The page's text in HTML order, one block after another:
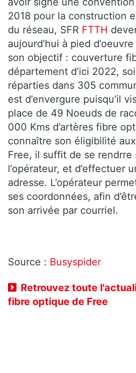
2018 pour la construction
du réseau, SFR FTTH
aujourd’hui à pied
son objectif : couverture
département d’ici 2022,
réparties dans 305
est d’envergure puisqu’il
place de 49 Noeuds de
000 Kms d’artères fibre
connaître son éligibilité
Free, il suffit de se rendrre
l’opérateur, et d’effectuer
adresse. L’opérateur
ses coordonnées, afin
son arrivée par courriel.
Source : Busyspider
Retrouvez toute
fibre optique de Free